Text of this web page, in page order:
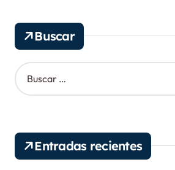
v
s
Buscar
B
u
r
Entradas recientes